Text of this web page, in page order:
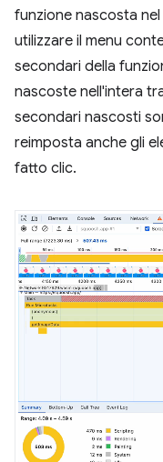
funzione nascosta
utilizzare il menu
secondari della
nascoste nell'intera
secondari nascosti
reimposta anche gli
fatto clic.